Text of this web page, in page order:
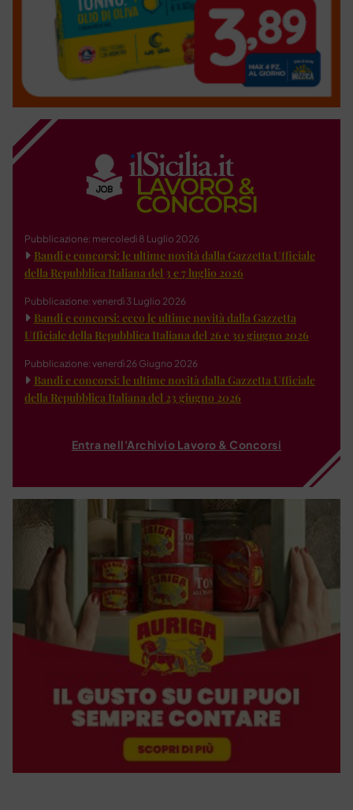
Pubblicazione: mercoledì 8 Luglio 2026
Bandi e concorsi: le ultime novità dalla Gazzetta Ufficiale
della Repubblica Italiana del 3 e 7 luglio 2026
Pubblicazione: venerdì 3 Luglio 2026
Bandi e concorsi: ecco le ultime novità dalla Gazzetta
Ufficiale della Repubblica Italiana del 26 e 30 giugno 2026
Pubblicazione: venerdì 26 Giugno 2026
Bandi e concorsi: le ultime novità dalla Gazzetta Ufficiale
della Repubblica Italiana del 23 giugno 2026
Entra nell'Archivio Lavoro & Concorsi